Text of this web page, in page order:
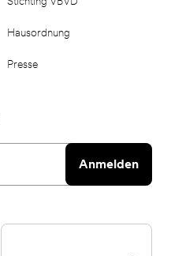
Hausordnung
Presse
Anmelden